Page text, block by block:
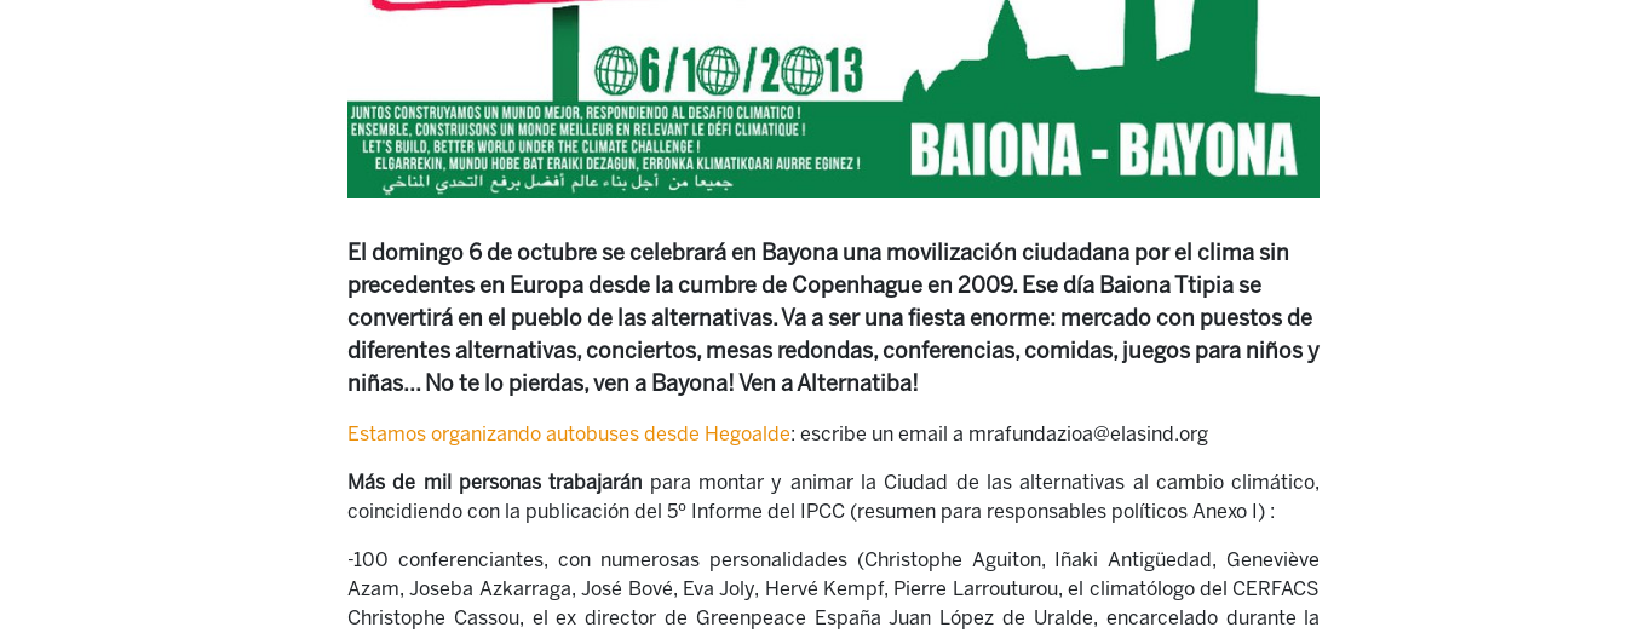
El domingo 6 de octubre se celebrará en Bayona una movilización ciudadana por el clima sin
precedentes en Europa desde la cumbre de Copenhague en 2009. Ese día Baiona Ttipia se
convertirá en el pueblo de las alternativas. Va a ser una fiesta enorme: mercado con puestos de
diferentes alternativas, conciertos, mesas redondas, conferencias, comidas, juegos para niños y
niñas... No te lo pierdas, ven a Bayona! Ven a Alternatiba!
Estamos organizando autobuses desde Hegoalde: escribe un email a mrafundazioa@elasind.org
Más de mil personas trabajarán para montar y animar la Ciudad de las alternativas al cambio climático,
coincidiendo con la publicación del 5º Informe del IPCC (resumen para responsables políticos Anexo I) :
-100 conferenciantes, con numerosas personalidades (Christophe Aguiton, Iñaki Antigüedad, Geneviève
Azam, Joseba Azkarraga, José Bové, Eva Joly, Hervé Kempf, Pierre Larrouturou, el climatólogo del CERFACS
Christophe Cassou, el ex director de Greenpeace España Juan López de Uralde, encarcelado durante la